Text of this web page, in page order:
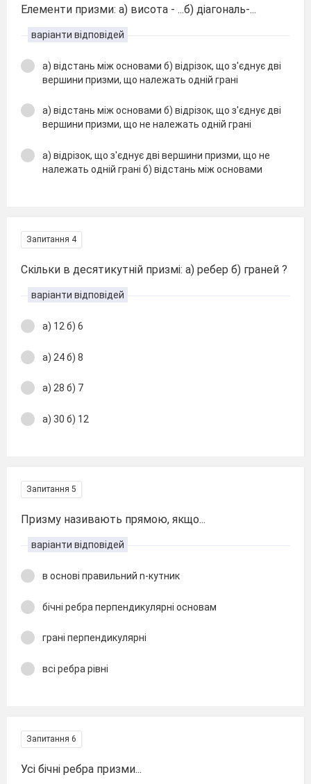
Елементи призми: а) висота - ...б) діагональ-...
варіанти відповідей
а) відстань між основами б) відрізок, що з'єднує дві
вершини призми, що належать одній грані
а) відстань між основами б) відрізок, що з'єднує дві
вершини призми, що не належать одній грані
а) відрізок, що з'єднує дві вершини призми, що не
належать одній грані б) відстань між основами
Запитання 4
Скільки в десятикутній призмі: а) ребер б) граней ?
варіанти відповідей
а) 12 б) 6
а) 24 б) 8
а) 28 б) 7
а) 30 б) 12
Запитання 5
Призму називають прямою, якщо...
варіанти відповідей
в основі правильний n-кутник
бічні ребра перпендикулярні основам
грані перпендикулярні
всі ребра рівні
Запитання 6
Усі бічні ребра призми...